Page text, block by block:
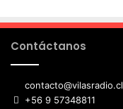
Contáctanos
contacto@vilasradio.cl
+56 9 57348811